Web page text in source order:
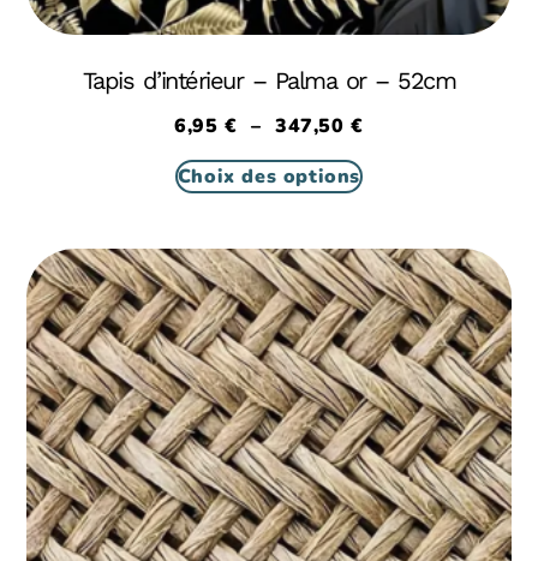
Tapis d’intérieur – Palma or – 52cm
6,95€ – 347,50€
Choix des options